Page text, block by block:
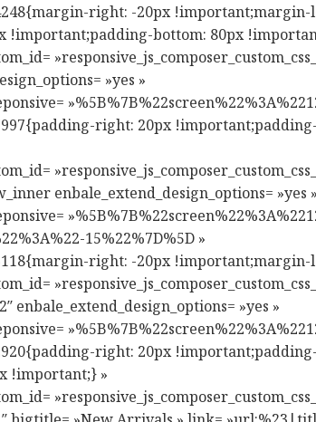
right: -20px
!important;padding-bottom: 80px
»yes »
right: 20px
enbale_extend_design_options= »yes »
15%22%7D%5D »
right: -20px
enbale_extend_design_options= »yes »
right: 20px
!important;} »